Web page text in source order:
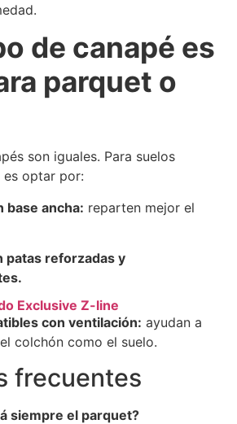
de canapé es
parquet o
son iguales. Para suelos
optar por:
base ancha: reparten mejor el
patas reforzadas y
Exclusive Z-line
con ventilación: ayudan a
colchón como el suelo.
frecuentes
siempre el parquet?